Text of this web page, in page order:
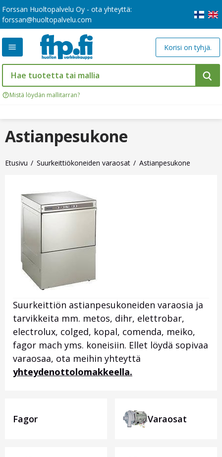
Forssan Huoltopalvelu Oy - ota yhteyttä:
forssan@huoltopalvelu.com
Mistä löydän mallitarran?
Korisi on tyhjä.
Etusivu Suurkeittiökoneiden varaosat Astianpesukone
Astianpesukone
Suurkeittiön astianpesukoneiden varaosia ja
tarvikkeita mm. metos, dihr, elettrobar,
electrolux, colged, kopal, comenda, meiko,
fagor mach yms. koneisiin. Ellet löydä sopivaa
varaosaa, ota meihin yhteyttä
yhteydenottolomakkeella.
Fagor Varaosat